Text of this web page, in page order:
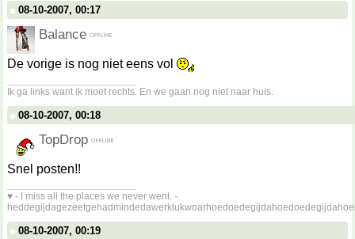
08-10-2007, 00:17
Balance
De vorige is nog niet eens vol
Ik ga links want ik moet rechts. En we gaan nog niet naar huis.
08-10-2007, 00:18
TopDrop
Snel posten!!
♥ - I miss all the places we never went. -
08-10-2007, 00:19